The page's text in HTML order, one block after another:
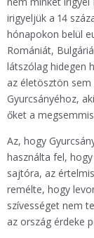
irigyeljük a 14
hónapokon belül
Romániát,
látszólag hidegen
az életösztön
Gyurcsányéhoz,
őket a
Az, hogy
használta fel,
sajtóra, az
remélte, hogy
szívességet nem
az ország érdeke